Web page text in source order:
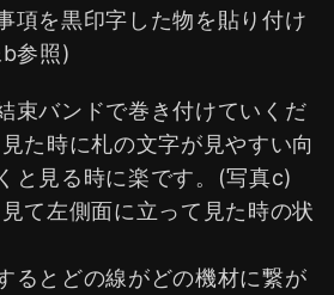
項を黒印字した物を貼り付け
参照)
束バンドで巻き付けていくだ
た時に札の文字が見やすい向
と見る時に楽です。(写真c)
て左側面に立って見た時の状
るとどの線がどの機材に繋が